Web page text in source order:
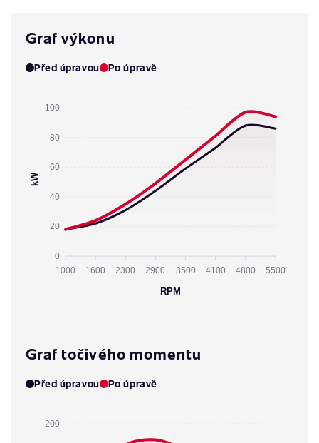
Graf výkonu
Před úpravou Po úpravě
100
80
60
40
20
0
kW
1000 1600 2300 2900 3500 4100 4800 5500
RPM
Graf točivého momentu
Před úpravou Po úpravě
200